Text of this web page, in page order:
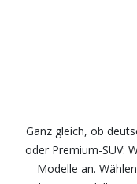
Ganz gleich, ob
oder Premium-SUV:
Modelle an.